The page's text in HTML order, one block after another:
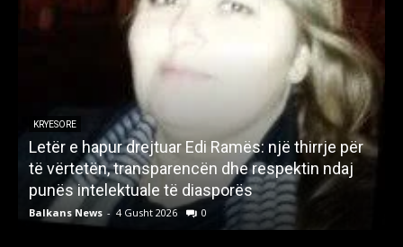
KRYESORE
Letër e hapur drejtuar Edi Ramës: një thirrje për
të vërtetën, transparencën dhe respektin ndaj
punës intelektuale të diasporës
Balkans News - 4 Gusht 2026 0